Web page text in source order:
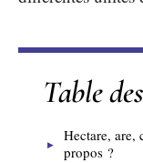
Table
Hectare, are,
propos ?